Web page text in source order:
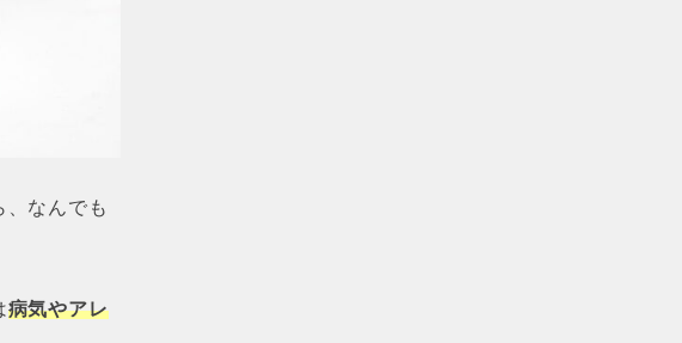
、なんでも
病気やアレ